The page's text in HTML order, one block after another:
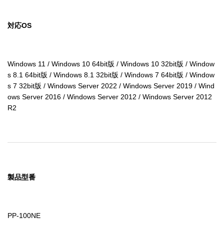
対応OS
Windows 11 / Windows 10 64bit版 / Windows 10 32bit版 / Window
s 8.1 64bit版 / Windows 8.1 32bit版 / Windows 7 64bit版 / Window
s 7 32bit版 / Windows Server 2022 / Windows Server 2019 / Wind
ows Server 2016 / Windows Server 2012 / Windows Server 2012
R2
製品型番
PP-100NE